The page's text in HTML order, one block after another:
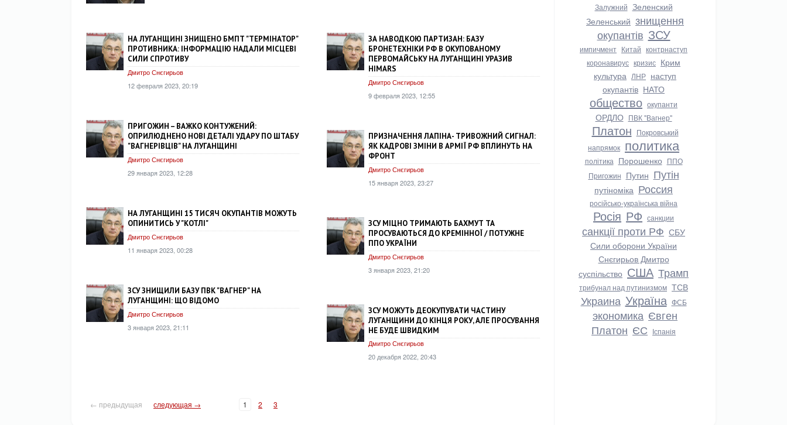
НА ЛУГАНЩИНІ ЗНИЩЕНО БМПТ "ТЕРМІНАТОР"
ПРОТИВНИКА: ІНФОРМАЦІЮ НАДАЛИ МІСЦЕВІ
СИЛИ СПРОТИВУ
Дмитро Снєгирьов
12 февраля 2023, 20:19
ЗА НАВОДКОЮ ПАРТИЗАН: БАЗУ
БРОНЕТЕХНІКИ РФ В ОКУПОВАНОМУ
ПЕРВОМАЙСЬКУ НА ЛУГАНЩИНІ УРАЗИВ
HIMARS
Дмитро Снєгирьов
9 февраля 2023, 12:55
ПРИГОЖИН – ВАЖКО КОНТУЖЕНИЙ:
ОПРИЛЮДНЕНО НОВІ ДЕТАЛІ УДАРУ ПО ШТАБУ
"ВАГНЕРІВЦІВ" НА ЛУГАНЩИНІ
Дмитро Снєгирьов
29 января 2023, 12:28
ПРИЗНАЧЕННЯ ЛАПІНА- ТРИВОЖНИЙ СИГНАЛ:
ЯК КАДРОВІ ЗМІНИ В АРМІЇ РФ ВПЛИНУТЬ НА
ФРОНТ
Дмитро Снєгирьов
15 января 2023, 23:27
НА ЛУГАНЩИНІ 15 ТИСЯЧ ОКУПАНТІВ МОЖУТЬ
ОПИНИТИСЬ У "КОТЛІ"
Дмитро Снєгирьов
11 января 2023, 00:28
ЗСУ МІЦНО ТРИМАЮТЬ БАХМУТ ТА
ПРОСУВАЮТЬСЯ ДО КРЕМІННОЇ / ПОТУЖНЕ
ППО УКРАЇНИ
Дмитро Снєгирьов
3 января 2023, 21:20
ЗСУ ЗНИЩИЛИ БАЗУ ПВК "ВАГНЕР" НА
ЛУГАНЩИНІ: ЩО ВІДОМО
Дмитро Снєгирьов
3 января 2023, 21:11
ЗСУ МОЖУТЬ ДЕОКУПУВАТИ ЧАСТИНУ
ЛУГАНЩИНИ ДО КІНЦЯ РОКУ, АЛЕ ПРОСУВАННЯ
НЕ БУДЕ ШВИДКИМ
Дмитро Снєгирьов
20 декабря 2022, 20:43
← предыдущая следующая → 1 2 3
Залужний Зеленский
Зеленський знищення
окупантів ЗСУ
импичмент Китай контрнаступ
коронавирус кризис Крим
культура ЛНР наступ
окупантів НАТО
общество окупанти
ОРДЛО ПВК "Вагнер"
Платон Покровський
напрямок политика
політика Порошенко ППО
Пригожин Путин Путін
путіноміка Россия
російсько-українська війна
Росія РФ санкции
санкції проти РФ СБУ
Сили оборони України
Снєгирьов Дмитро
суспільство США Трамп
трибунал над путинизмом ТСВ
Украина Україна ФСБ
экономика Євген
Платон ЄС Іспанія